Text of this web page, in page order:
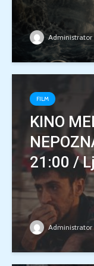
Administrator
FILM
KINO
21:00 /
Administrator